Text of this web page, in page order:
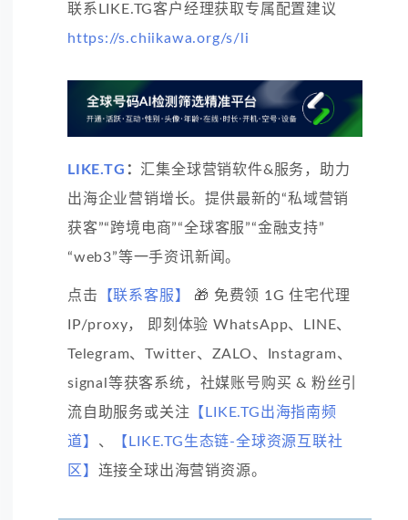
联系LIKE.TG客户经理获取专属配置建议
https://s.chiikawa.org/s/li
LIKE.TG ： 汇集全球营销软件&服务，助力
出海企业营销增长。提供最新的“私域营销
获客”“跨境电商”“全球客服”“金融支持”
“web3”等一手资讯新闻。
点击 【联系客服】
🎁 免费领 1G 住宅代理
IP/proxy， 即刻体验 WhatsApp、LINE、
Telegram、Twitter、ZALO、Instagram、
signal等获客系统，社媒账号购买 & 粉丝引
流自助服务或关注 【LIKE.TG出海指南频
道】 、
【LIKE.TG生态链-全球资源互联社
区】 连接全球出海营销资源。